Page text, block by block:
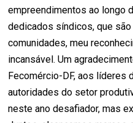
empreendimentos ao longo
dedicados síndicos, que
comunidades, meu
incansável. Um
Fecomércio-DF, aos líderes
autoridades do setor
neste ano desafiador, mas